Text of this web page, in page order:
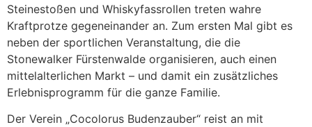
Steinestoßen und Whiskyfassrollen treten wahre
Kraftprotze gegeneinander an. Zum ersten Mal gibt es
neben der sportlichen Veranstaltung, die die
Stonewalker Fürstenwalde organisieren, auch einen
mittelalterlichen Markt – und damit ein zusätzliches
Erlebnisprogramm für die ganze Familie.
Der Verein „Cocolorus Budenzauber“ reist an mit